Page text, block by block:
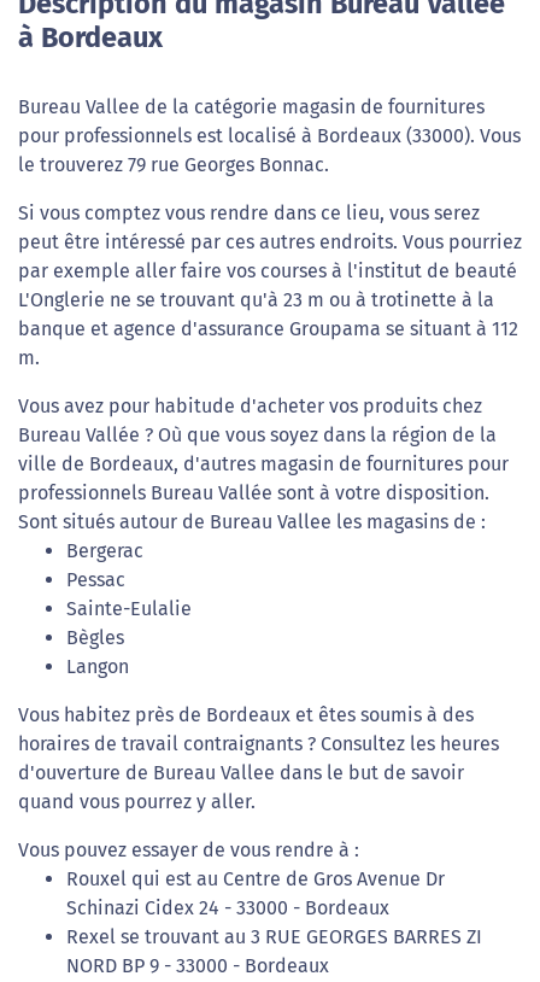
à Bordeaux
Bureau Vallee de la catégorie magasin de fournitures
pour professionnels est localisé à Bordeaux (33000). Vous
le trouverez 79 rue Georges Bonnac.
Si vous comptez vous rendre dans ce lieu, vous serez
peut être intéressé par ces autres endroits. Vous pourriez
par exemple aller faire vos courses à l'institut de beauté
L'Onglerie ne se trouvant qu'à 23 m ou à trotinette à la
banque et agence d'assurance Groupama se situant à 112
m.
Vous avez pour habitude d'acheter vos produits chez
Bureau Vallée ? Où que vous soyez dans la région de la
ville de Bordeaux, d'autres magasin de fournitures pour
professionnels Bureau Vallée sont à votre disposition.
Sont situés autour de Bureau Vallee les magasins de :
Bergerac
Pessac
Sainte-Eulalie
Bègles
Langon
Vous habitez près de Bordeaux et êtes soumis à des
horaires de travail contraignants ? Consultez les heures
d'ouverture de Bureau Vallee dans le but de savoir
quand vous pourrez y aller.
Vous pouvez essayer de vous rendre à :
Rouxel qui est au Centre de Gros Avenue Dr
Schinazi Cidex 24 - 33000 - Bordeaux
Rexel se trouvant au 3 RUE GEORGES BARRES ZI
NORD BP 9 - 33000 - Bordeaux